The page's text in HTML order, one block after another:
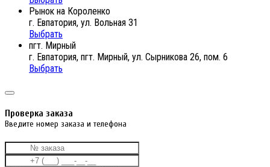
Рынок на Короленко
г. Евпатория, ул. Вольная 31
Выбрать
пгт. Мирный
г. Евпатория, пгт. Мирный, ул. Сырникова 26, пом. 6
Выбрать
Проверка заказа
Введите номер заказа и телефона